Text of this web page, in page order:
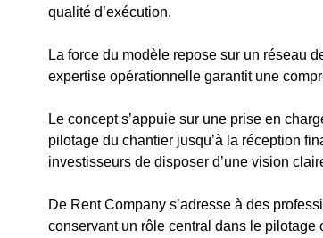
qualité d’exécution.
La force du modèle repose sur un réseau
expertise opérationnelle garantit une
Le concept s’appuie sur une prise en
pilotage du chantier jusqu’à la réception
investisseurs de disposer d’une vision
De Rent Company s’adresse à des
conservant un rôle central dans le pilotage